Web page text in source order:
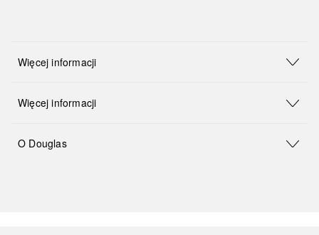
Więcej informacji
Więcej informacji
O Douglas